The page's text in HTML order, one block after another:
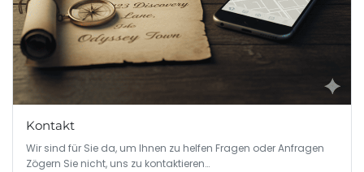
Kontakt
Wir sind für Sie da, um Ihnen zu helfen Fragen oder Anfragen
Zögern Sie nicht, uns zu kontaktieren…